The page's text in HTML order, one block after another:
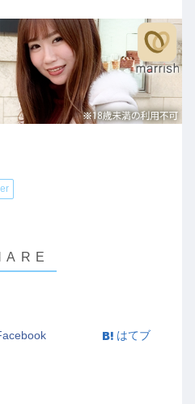
はてブ